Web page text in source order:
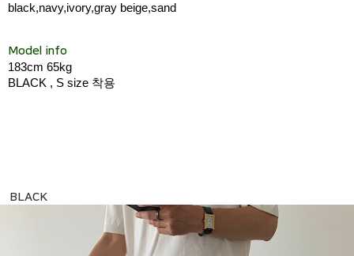
black,navy,ivory,gray beige,sand
Model info
183cm 65kg
BLACK , S size 착용
BLACK